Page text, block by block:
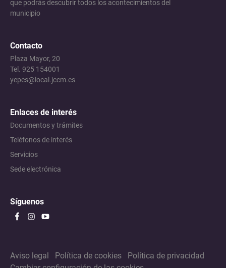
que podrás descubrir todos los acontecimientos del
municipio
Contacto
Plaza Mayor, 20
Tel. 925 154001
yepes@local.jccm.es
Enlaces de interés
Documentos y trámites
Teléfonos de interés
Servicios
Sede electrónica
Síguenos
Aviso legal Política de cookies
Política de privacidad